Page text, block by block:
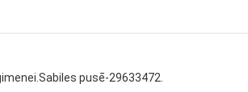
pusē-29633472.